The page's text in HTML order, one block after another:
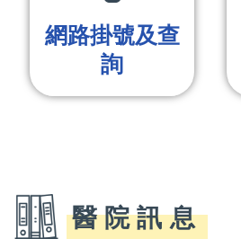
網路掛號及查
詢
醫院訊息